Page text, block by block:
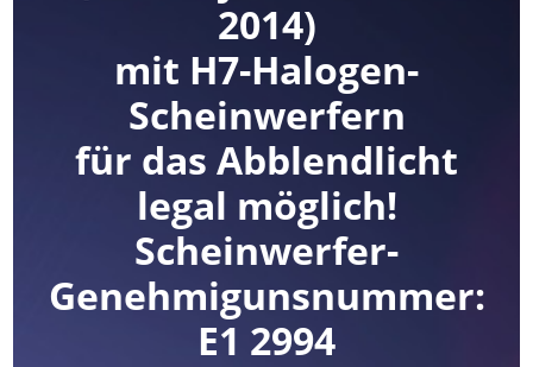
2014)
mit H7-Halogen-
Scheinwerfern
für das Abblendlicht
legal möglich!
Scheinwerfer-
Genehmigunsnummer:
E1 2994